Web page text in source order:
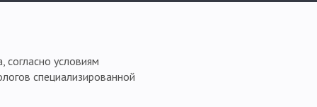
согласно условиям
специализированной